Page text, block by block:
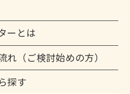
ーとは
れ（ご検討始めの方）
探す